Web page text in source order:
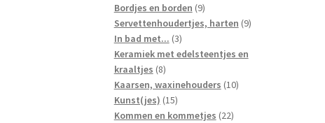
producten
Bordjes en borden 99
producten
Servettenhoudertjes, harten 99
In bad met... 33
producten
Keramiek met edelsteentjes en
kraaltjes 88
producten
Kaarsen, waxinehouders 1010
Kunst(jes) 1515
producten
Kommen en kommetjes 2222